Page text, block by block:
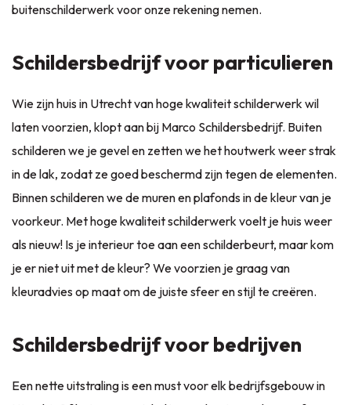
buitenschilderwerkvoor onze rekening nemen.
Schildersbedrijf voor particulieren
Wie zijn huis in Utrecht van hoge kwaliteit schilderwerk wil
laten voorzien, klopt aan bij Marco Schildersbedrijf. Buiten
schilderen we je gevel en zetten we het houtwerk weer strak
in de lak, zodat ze goed beschermd zijn tegen de elementen.
Binnen schilderen we de muren en plafonds in de kleur van je
voorkeur. Met hoge kwaliteit schilderwerk voelt je huis weer
als nieuw! Is je interieur toe aan een schilderbeurt, maar kom
je er niet uit met de kleur? We voorzien je graag van
kleuradvies op maat om de juiste sfeer en stijl te creëren.
Schildersbedrijf voor bedrijven
Een nette uitstraling is een must voor elk bedrijfsgebouw in